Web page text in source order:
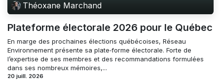
Théoxane Marchand
Plateforme électorale 2026 pour le Québec
En marge des prochaines élections québécoises, Réseau
Environnement présente sa plate‑forme électorale. Forte de
l’expertise de ses membres et des recommandations formulées
dans ses nombreux mémoires,...
20 juill. 2026